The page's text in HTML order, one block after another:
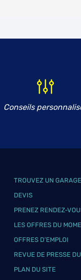
Conseils
TROUVEZ UN GARAGE
DEVIS
PRENEZ RENDEZ-
LES OFFRES DU
OFFRES D’EMPLOI
REVUE DE PRESSE
PLAN DU SITE